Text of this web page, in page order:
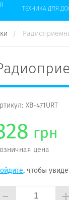
ТЕХНИКА ДЛЯ
XB-471URT
грн
цена
, чтобы